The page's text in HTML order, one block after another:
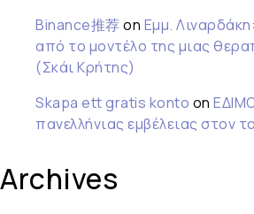
Binance推荐on Εμμ.
από το μοντέλο της μιας
(Σκάι Κρήτης)
Skapa ett gratis konto on
πανελλήνιας εμβέλειας στον
Archives